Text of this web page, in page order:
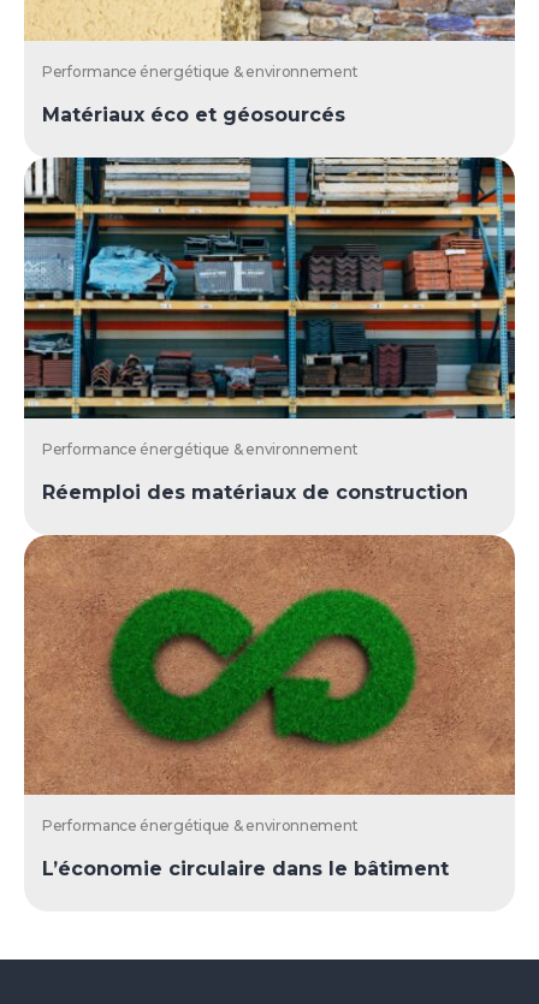
Performance énergétique & environnement
Matériaux éco et géosourcés
Performance énergétique & environnement
Réemploi des matériaux de construction
Performance énergétique & environnement
L’économie circulaire dans le bâtiment